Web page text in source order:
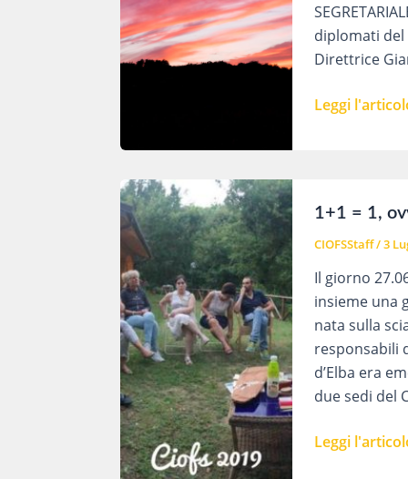
diplomati del
Direttrice
Ciofs
la
consegna
di
qualifiche
Leggi
1+1 = 1,
CIOFSStaff/3
Il giorno
insieme una
nata sulla
responsabili
d’Elba era
due sedi del
1+1
Leggi